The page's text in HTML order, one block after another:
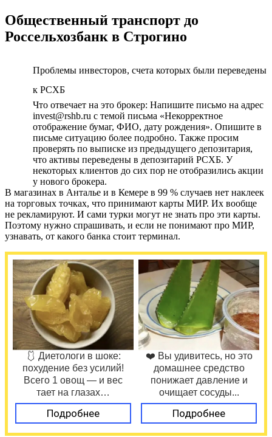
Общественный транспорт до
Россельхозбанк в Строгино
Проблемы инвесторов, счета которых были переведены
к РСХБ
Что отвечает на это брокер: Напишите письмо на адрес
invest@rshb.ru с темой письма «Некорректное
отображение бумаг, ФИО, дату рождения». Опишите в
письме ситуацию более подробно. Также просим
проверять по выписке из предыдущего депозитария,
что активы переведены в депозитарий РСХБ. У
некоторых клиентов до сих пор не отобразились акции
у нового брокера.
В магазинах в Анталье и в Кемере в 99 % случаев нет наклеек
на торговых точках, что принимают карты МИР. Их вообще
не рекламируют. И сами турки могут не знать про эти карты.
Поэтому нужно спрашивать, и если не понимают про МИР,
узнавать, от какого банка стоит терминал.
🩱 Диетологи в шоке:
похудение без усилий!
Всего 1 овощ — и вес
тает на глазах…
Подробнее
❤️ Вы удивитесь, но это
домашнее средство
понижает давление и
очищает сосуды...
Подробнее